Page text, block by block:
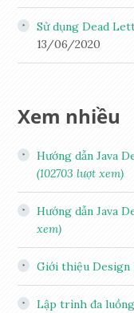
Sử dụng Dead
13/06/2020
Xem nhiều
Hướng dẫn Java
(102703 lượt xem)
Hướng dẫn Java
xem)
Giới thiệu
Lập trình đa